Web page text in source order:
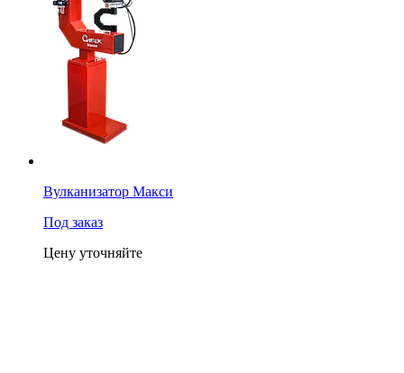
Вулканизатор Макси
Под заказ
Цену уточняйте